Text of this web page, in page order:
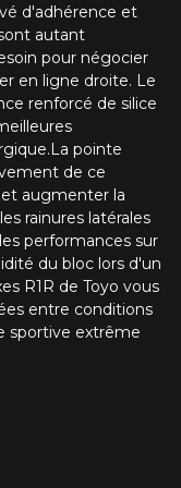
d'adhérence et
autant
pour négocier
en ligne droite. Le
renforcé de silice
pointe
de ce
augmenter la
rainures latérales
performances sur
du bloc lors d'un
R1R de Toyo vous
entre conditions
sportive extrême